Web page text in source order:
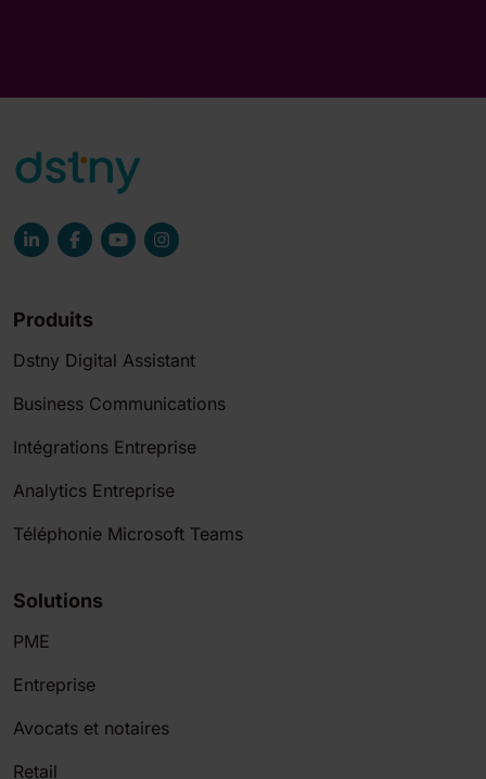
Produits
Dstny Digital Assistant
Business Communications
Intégrations Entreprise
Analytics Entreprise
Téléphonie Microsoft Teams
Solutions
PME
Entreprise
Avocats et notaires
Retail